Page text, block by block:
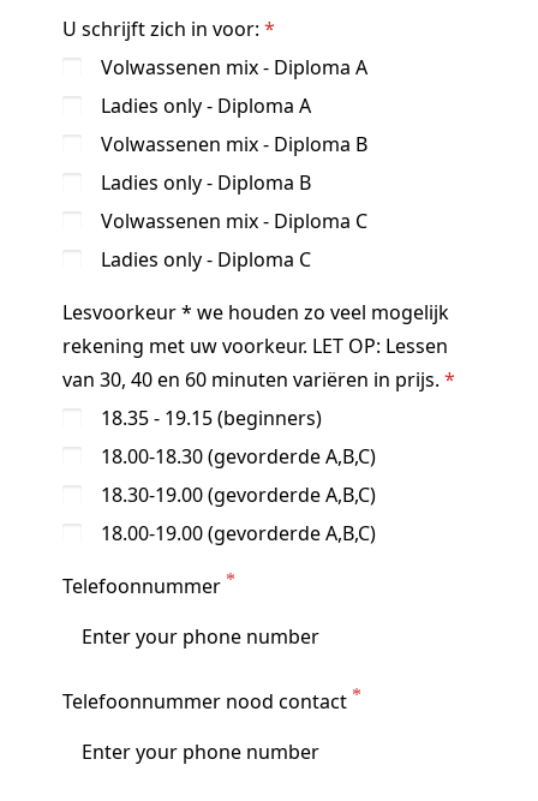
U schrijft zich in voor:
Volwassenen mix - Diploma A
Ladies only - Diploma A
Volwassenen mix - Diploma B
Ladies only - Diploma B
Volwassenen mix - Diploma C
Ladies only - Diploma C
Lesvoorkeur * we houden zo veel mogelijk
rekening met uw voorkeur. LET OP: Lessen
van 30, 40 en 60 minuten variëren in prijs.
18.35 - 19.15 (beginners)
18.00-18.30 (gevorderde A,B,C)
18.30-19.00 (gevorderde A,B,C)
18.00-19.00 (gevorderde A,B,C)
Telefoonnummer
Telefoonnummer nood contact